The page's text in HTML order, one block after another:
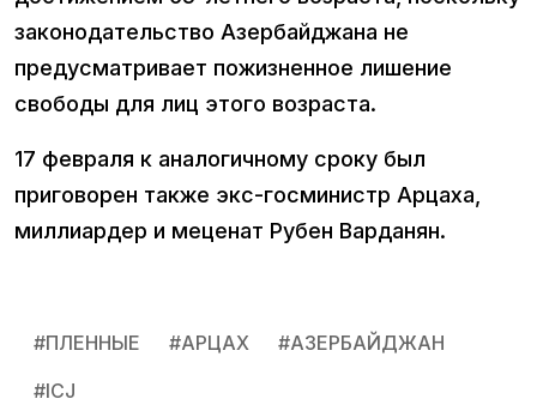
законодательство Азербайджана не
предусматривает пожизненное лишение
свободы для лиц этого возраста.
17 февраля к аналогичному сроку был
приговорен также экс-госминистр Арцаха,
миллиардер и меценат Рубен Варданян.
#ПЛЕННЫЕ #АРЦАХ #АЗЕРБАЙДЖАН
#ICJ